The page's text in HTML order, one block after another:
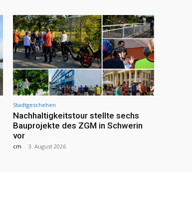
Stadtgeschehen
Nachhaltigkeitstour stellte sechs
Bauprojekte des ZGM in Schwerin
vor
cm - 3. August 2026